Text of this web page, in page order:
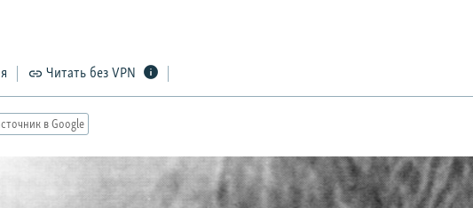
Читать без VPN
в Google